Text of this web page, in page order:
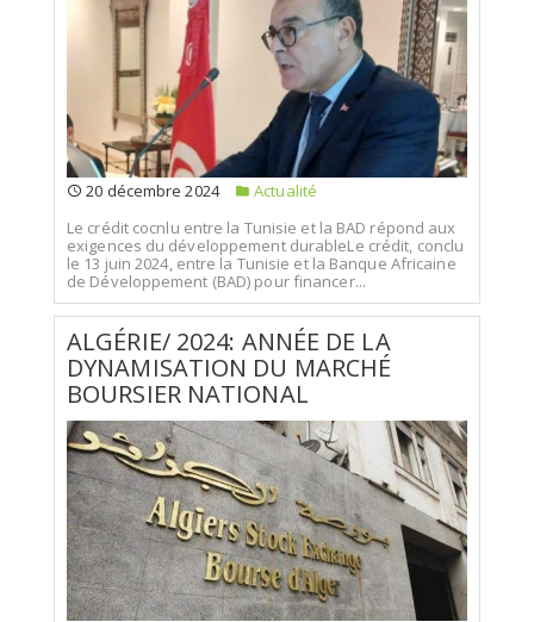
20 décembre 2024
Actualité
Le crédit cocnlu entre la Tunisie et la BAD répond aux
exigences du développement durableLe crédit, conclu
le 13 juin 2024, entre la Tunisie et la Banque Africaine
de Développement (BAD) pour financer...
ALGÉRIE/ 2024: ANNÉE DE LA
DYNAMISATION DU MARCHÉ
BOURSIER NATIONAL